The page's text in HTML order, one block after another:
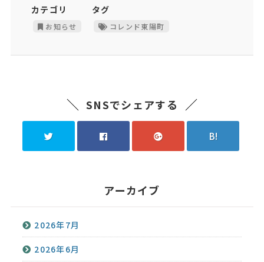
カテゴリ
お知らせ
タグ
コレンド東陽町
SNSでシェアする
B!
アーカイブ
2026年7月
2026年6月